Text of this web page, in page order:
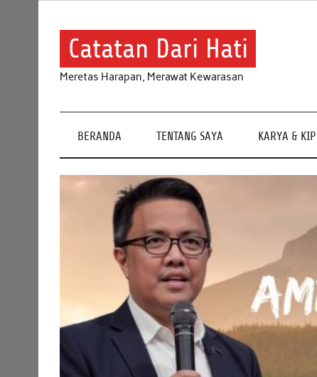
Catatan Dari Hati
Meretas Harapan, Merawat Kewarasan
BERANDA TENTANG SAYA KARYA &